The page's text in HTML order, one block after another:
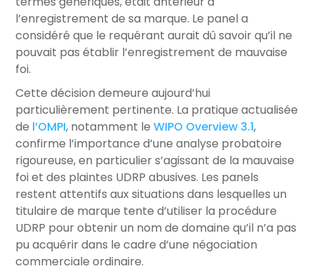
l’enregistrement de sa marque. Le panel a
considéré que le requérant aurait dû savoir qu’il ne
pouvait pas établir l’enregistrement de mauvaise
foi.
Cette décision demeure aujourd’hui
particulièrement pertinente. La pratique actualisée
de l’OMPI, notamment leWIPO Overview 3.1,
confirme l’importance d’une analyse probatoire
rigoureuse, en particulier s’agissant de la mauvaise
foi et des plaintes UDRP abusives. Les panels
restent attentifs aux situations dans lesquelles un
titulaire de marque tente d’utiliser la procédure
UDRP pour obtenir un nom de domaine qu’il n’a pas
pu acquérir dans le cadre d’une négociation
commerciale ordinaire.